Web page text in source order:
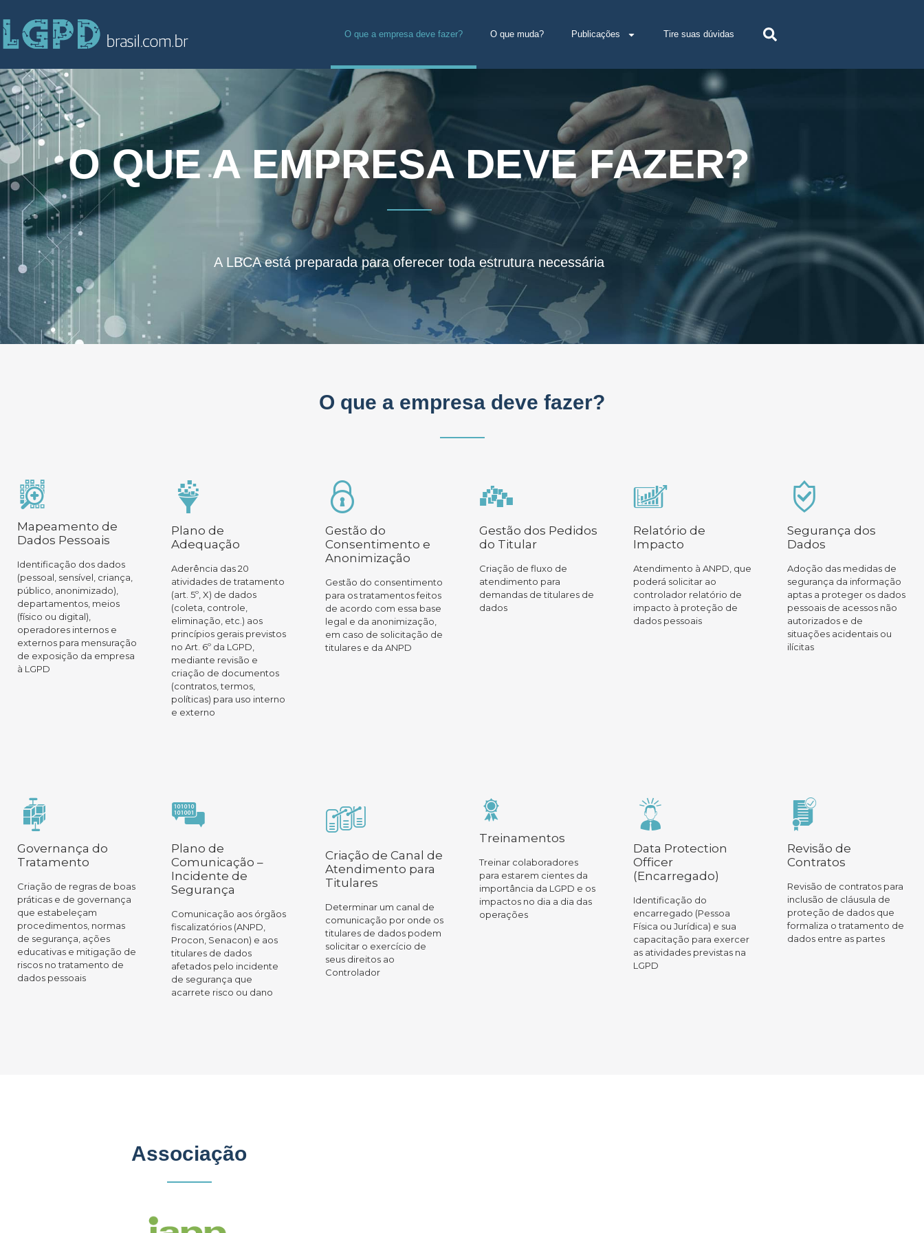
O que a empresa deve fazer? O que muda? Publicações Tire suas dúvidas
O QUE A EMPRESA DEVE FAZER?
A LBCA está preparada para oferecer toda estrutura necessária
O que a empresa deve fazer?
Mapeamento de
Dados Pessoais
Identificação dos dados
(pessoal, sensível, criança,
público, anonimizado),
departamentos, meios
(físico ou digital),
operadores internos e
externos para mensuração
de exposição da empresa
à LGPD
Plano de
Adequação
Aderência das 20
atividades de tratamento
(art. 5º, X) de dados
(coleta, controle,
eliminação, etc.) aos
princípios gerais previstos
no Art. 6º da LGPD,
mediante revisão e
criação de documentos
(contratos, termos,
políticas) para uso interno
e externo
Gestão do
Consentimento e
Anonimização
Gestão do consentimento
para os tratamentos feitos
de acordo com essa base
legal e da anonimização,
em caso de solicitação de
titulares e da ANPD
Gestão dos Pedidos
do Titular
Criação de fluxo de
atendimento para
demandas de titulares de
dados
Relatório de
Impacto
Atendimento à ANPD, que
poderá solicitar ao
controlador relatório de
impacto à proteção de
dados pessoais
Segurança dos
Dados
Adoção das medidas de
segurança da informação
aptas a proteger os dados
pessoais de acessos não
autorizados e de
situações acidentais ou
ilícitas
Governança do
Tratamento
Criação de regras de boas
práticas e de governança
que estabeleçam
procedimentos, normas
de segurança, ações
educativas e mitigação de
riscos no tratamento de
dados pessoais
Plano de
Comunicação –
Incidente de
Segurança
Comunicação aos órgãos
fiscalizatórios (ANPD,
Procon, Senacon) e aos
titulares de dados
afetados pelo incidente
de segurança que
acarrete risco ou dano
Criação de Canal de
Atendimento para
Titulares
Determinar um canal de
comunicação por onde os
titulares de dados podem
solicitar o exercício de
seus direitos ao
Controlador
Treinamentos
Treinar colaboradores
para estarem cientes da
importância da LGPD e os
impactos no dia a dia das
operações
Data Protection
Officer
(Encarregado)
Identificação do
encarregado (Pessoa
Física ou Jurídica) e sua
capacitação para exercer
as atividades previstas na
LGPD
Revisão de
Contratos
Revisão de contratos para
inclusão de cláusula de
proteção de dados que
formaliza o tratamento de
dados entre as partes
Associação